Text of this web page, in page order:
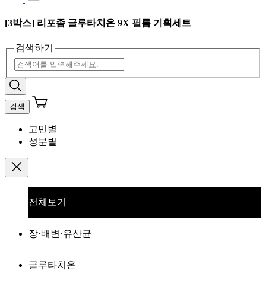
[3박스] 리포좀 글루타치온 9X 필름 기획세트
검색하기
검색
고민별
성분별
전체보기
장·배변·유산균
글루타치온